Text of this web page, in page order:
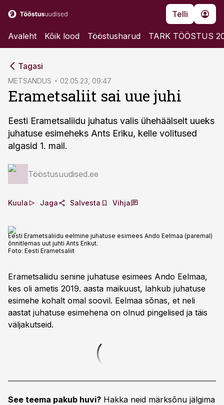
Telli
Avaleht Kõik lood Tööstusharud TARK TÖÖSTUS
Tagasi
METSANDUS 02.05.23, 09:47
Erametsaliit sai uue juhi
Eesti Erametsaliidu juhatus valis ühehäälselt uueks
juhatuse esimeheks Ants Eriku, kelle volitused
algasid 1. mail.
Tööstusuudised.ee
Kuula Jaga Salvesta Vihja
Eesti Erametsaliidu eelmine juhatuse esimees Ando Eelmaa (paremal)
õnnitlemas uut juhti Ants Erikut.
Foto: Eesti Erametsaliit
Erametsaliidu senine juhatuse esimees Ando Eelmaa,
kes oli ametis 2019. aasta maikuust, lahkub juhatuse
esimehe kohalt omal soovil. Eelmaa sõnas, et neli
aastat juhatuse esimehena on olnud pingelised ja täis
väljakutseid.
See teema pakub huvi? Hakka neid märksõnu jälgima